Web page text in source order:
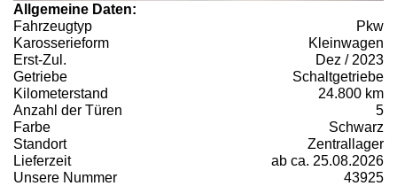
Allgemeine Daten:
Fahrzeugtyp
Pkw
Karosserieform
Kleinwagen
Erst-Zul.
Dez / 2023
Getriebe
Schaltgetriebe
Kilometerstand
24.800 km
Anzahl der Türen
5
Farbe
Schwarz
Standort
Zentrallager
Lieferzeit
ab ca. 25.08.2026
Unsere Nummer
43925